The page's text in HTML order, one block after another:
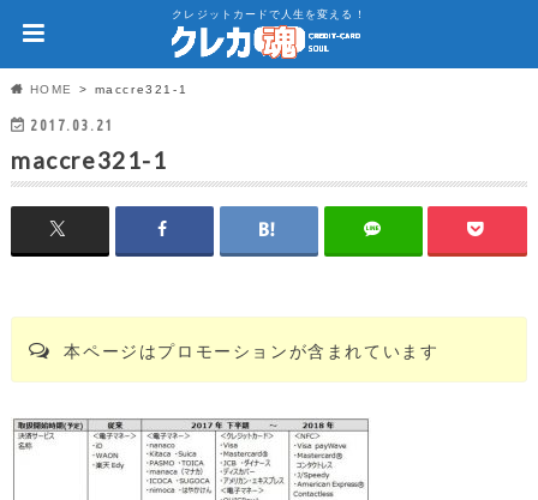
クレジットカードで人生を変える！
HOME maccre321-1
2017.03.21
maccre321-1
本ページはプロモーションが含まれています